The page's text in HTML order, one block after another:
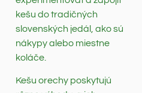
kešu do tradičných
slovenských jedál, ako sú
nákypy alebo miestne
koláče.
Kešu orechy poskytujú